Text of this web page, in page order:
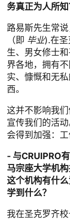
务真正为人所知
路易斯先生常
（即 毕业).在圣
生、男女修士
界各地，拥有
实、慷慨和无
西。
这并不影响我
宣传我们的活
会得到加强：工
- 与CRUIPRO
马宗座大学机
这个机构有什
学到什么？
我在圣克罗齐